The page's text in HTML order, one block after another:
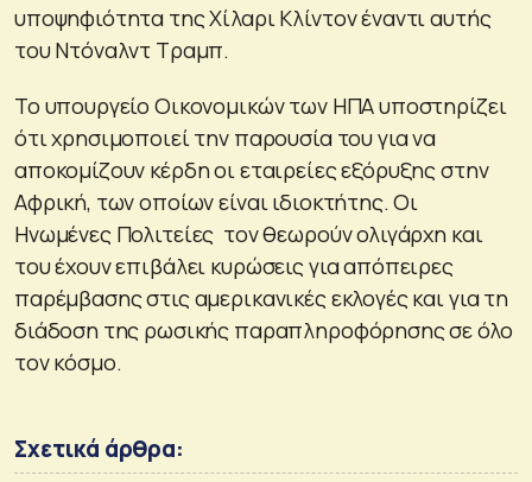
υποψηφιότητα της Χίλαρι Κλίντον έναντι αυτής
του Ντόναλντ Τραμπ.
Το υπουργείο Οικονομικών των ΗΠΑ υποστηρίζει
ότι χρησιμοποιεί την παρουσία του για να
αποκομίζουν κέρδη οι εταιρείες εξόρυξης στην
Αφρική, των οποίων είναι ιδιοκτήτης. Οι
Ηνωμένες Πολιτείες τον θεωρούν ολιγάρχη και
του έχουν επιβάλει κυρώσεις για απόπειρες
παρέμβασης στις αμερικανικές εκλογές και για τη
διάδοση της ρωσικής παραπληροφόρησης σε όλο
τον κόσμο.
Σχετικά άρθρα: